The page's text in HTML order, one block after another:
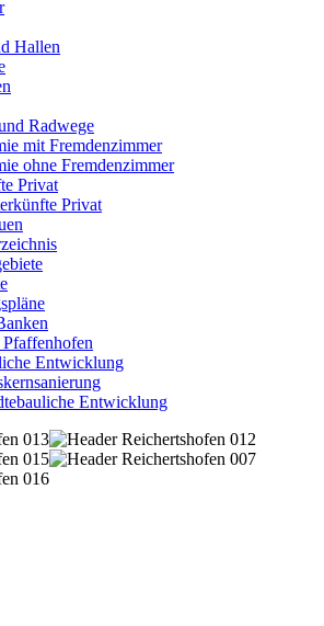
Hallen
Radwege
mit Fremdenzimmer
ohne Fremdenzimmer
Privat
Privat
Entwicklung
Entwicklung